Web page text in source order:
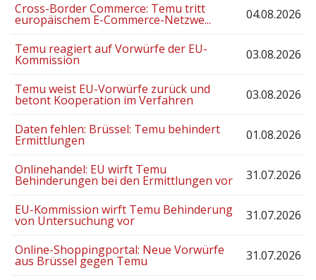
Cross-Border Commerce: Temu tritt
europäischem E-Commerce-Netzwe... 04.08.2026
Temu reagiert auf Vorwürfe der EU-
Kommission 03.08.2026
Temu weist EU-Vorwürfe zurück und
betont Kooperation im Verfahren 03.08.2026
Daten fehlen: Brüssel: Temu behindert
Ermittlungen 01.08.2026
Onlinehandel: EU wirft Temu
Behinderungen bei den Ermittlungen vor 31.07.2026
EU-Kommission wirft Temu Behinderung
von Untersuchung vor 31.07.2026
Online-Shoppingportal: Neue Vorwürfe
aus Brüssel gegen Temu 31.07.2026